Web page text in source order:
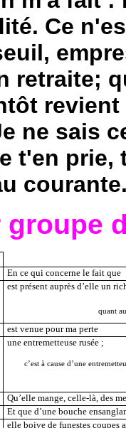
Ce
retraite;
ne sais
t'en
En ce qui concerne le fait que
est présent auprès d’elle un
quant
est venue pour ma perte
une entremetteuse rusée ;
c’est à cause d’une
Qu’elle mange, celle-là, des
Et que d’une bouche
elle boive de funestes coupes